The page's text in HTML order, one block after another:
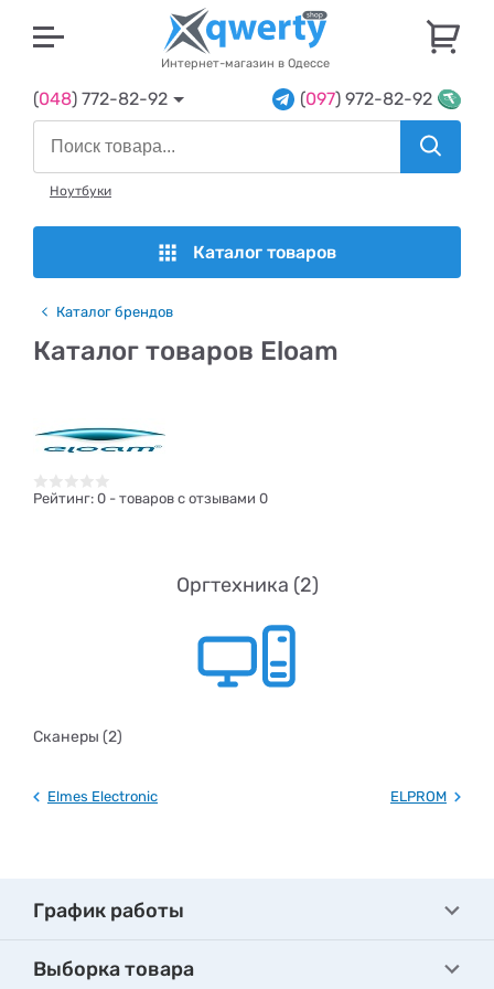
Интернет-магазин в Одессе
(048) 772-82-92 (097) 972-82-92
Ноутбуки
Каталог товаров
Каталог брендов
Каталог товаров Eloam
Рейтинг: 0 - товаров с отзывами 0
Оргтехника (2)
Сканеры (2)
Elmes Electronic ELPROM
График работы
Выборка товара